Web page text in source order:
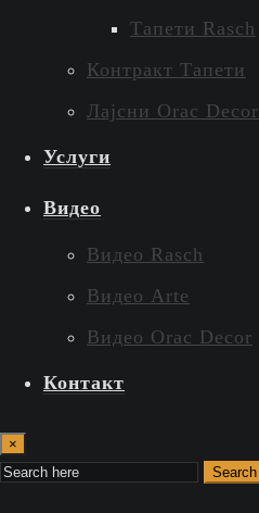
Тапети Rasch
Контракт Тапети
Лајсни Orac Decor
Услуги
Видео
Видео Rasch
Видео Arte
Видео Orac Decor
Контакт
×
Search